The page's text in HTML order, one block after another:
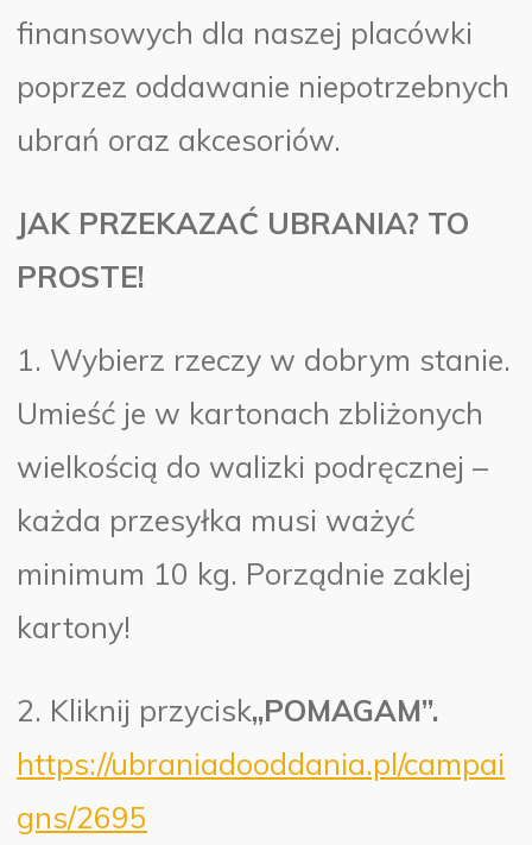
finansowych dla naszej placówki
poprzez oddawanie niepotrzebnych
ubrań oraz akcesoriów.
JAK PRZEKAZAĆ UBRANIA? TO
PROSTE!
1. Wybierz rzeczy w dobrym stanie.
Umieść je w kartonach zbliżonych
wielkością do walizki podręcznej –
każda przesyłka musi ważyć
minimum 10 kg. Porządnie zaklej
kartony!
2. Kliknij przycisk„POMAGAM”.
https://ubraniadooddania.pl/campai
gns/2695